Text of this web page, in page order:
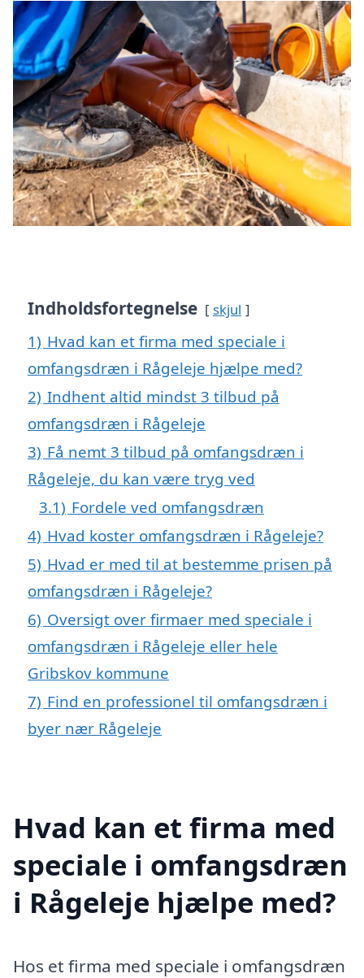
Indholdsfortegnelse skjul
1) Hvad kan et firma med speciale i
omfangsdræn i Rågeleje hjælpe med?
2) Indhent altid mindst 3 tilbud på
omfangsdræn i Rågeleje
3) Få nemt 3 tilbud på omfangsdræn i
Rågeleje, du kan være tryg ved
3.1) Fordele ved omfangsdræn
4) Hvad koster omfangsdræn i Rågeleje?
5) Hvad er med til at bestemme prisen på
omfangsdræn i Rågeleje?
6) Oversigt over firmaer med speciale i
omfangsdræn i Rågeleje eller hele
Gribskov kommune
7) Find en professionel til omfangsdræn i
byer nær Rågeleje
Hvad kan et firma med
speciale i omfangsdræn
i Rågeleje hjælpe med?
Hos et firma med speciale i omfangsdræn